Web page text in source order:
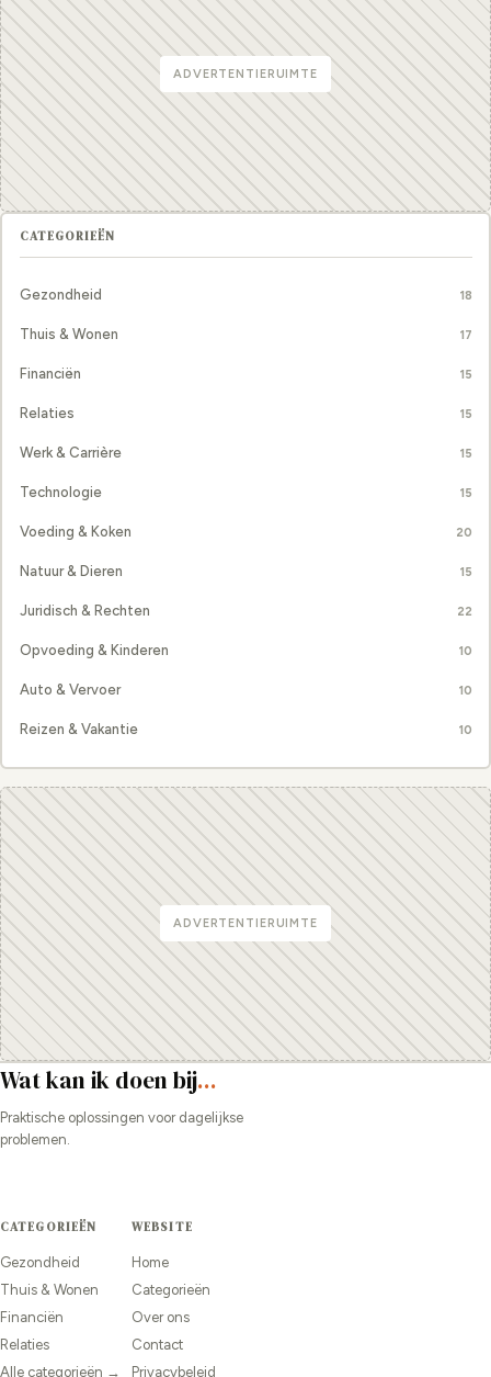
ADVERTENTIERUIMTE
CATEGORIEËN
Gezondheid 18
Thuis & Wonen 17
Financiën 15
Relaties 15
Werk & Carrière 15
Technologie 15
Voeding & Koken 20
Natuur & Dieren 15
Juridisch & Rechten 22
Opvoeding & Kinderen 10
Auto & Vervoer 10
Reizen & Vakantie 10
ADVERTENTIERUIMTE
Wat kan ik doen bij...
Praktische oplossingen voor dagelijkse
problemen.
CATEGORIEËN
Gezondheid
Thuis & Wonen
Financiën
Relaties
Alle categorieën →
WEBSITE
Home
Categorieën
Over ons
Contact
Privacybeleid